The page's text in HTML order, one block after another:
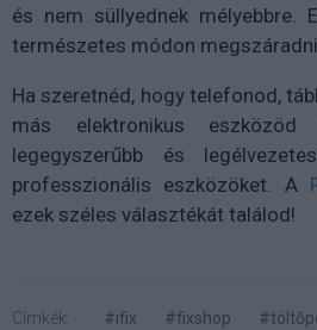
és nem süllyednek mélyebbre.
természetes módon
Ha szeretnéd, hogy telefonod,
más elektronikus
legegyszerűbb és
professzionális eszközöket. A
ezek széles választékát találod!
Címkék: #ifix #fixshop